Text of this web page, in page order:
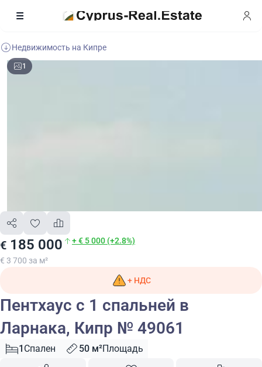
Недвижимость на Кипре
1
€ 185 000 + € 5 000 (+2.8%)
€ 3 700 за м²
+ НДС
Пентхаус с 1 спальней в
Ларнака, Кипр № 49061
1 Спален 50 м²Площадь